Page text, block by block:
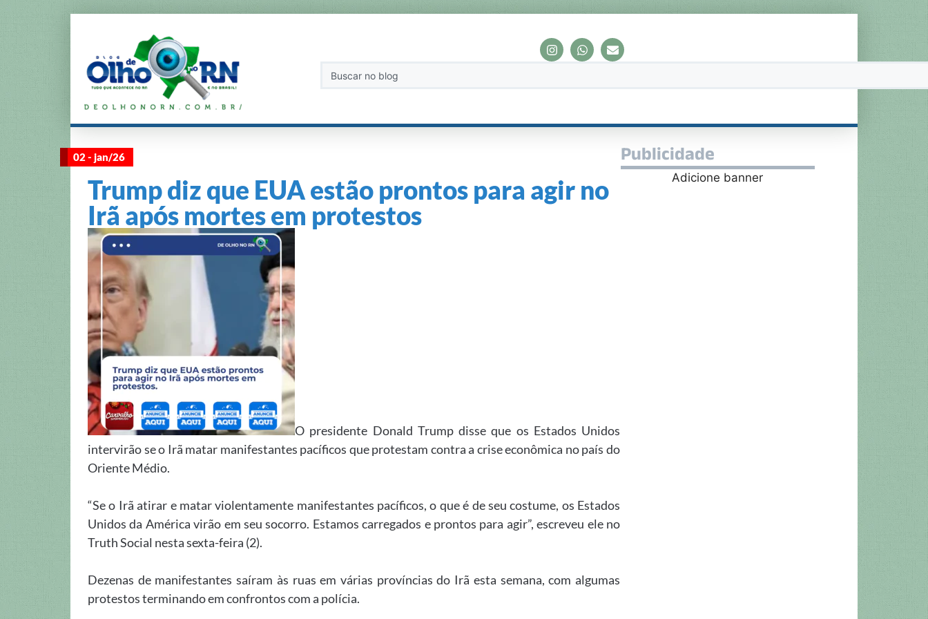
02 - jan/26
Trump diz que EUA estão prontos para agir no
Irã após mortes em protestos
O presidente Donald Trump disse que os Estados Unidos
intervirão se o Irã matar manifestantes pacíficos que protestam contra a crise econômica no país do
Oriente Médio.
“Se o Irã atirar e matar violentamente manifestantes pacíficos, o que é de seu costume, os Estados
Unidos da América virão em seu socorro. Estamos carregados e prontos para agir”, escreveu ele no
Truth Social nesta sexta-feira (2).
Dezenas de manifestantes saíram às ruas em várias províncias do Irã esta semana, com algumas
protestos terminando em confrontos com a polícia.
Publicidade
Adicione banner